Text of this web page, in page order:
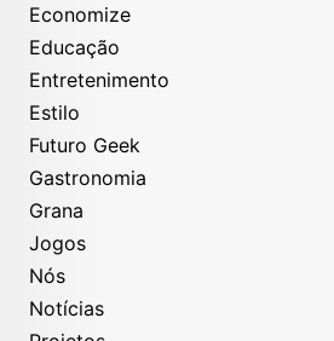
Economize
Educação
Entretenimento
Estilo
Futuro Geek
Gastronomia
Grana
Jogos
Nós
Notícias